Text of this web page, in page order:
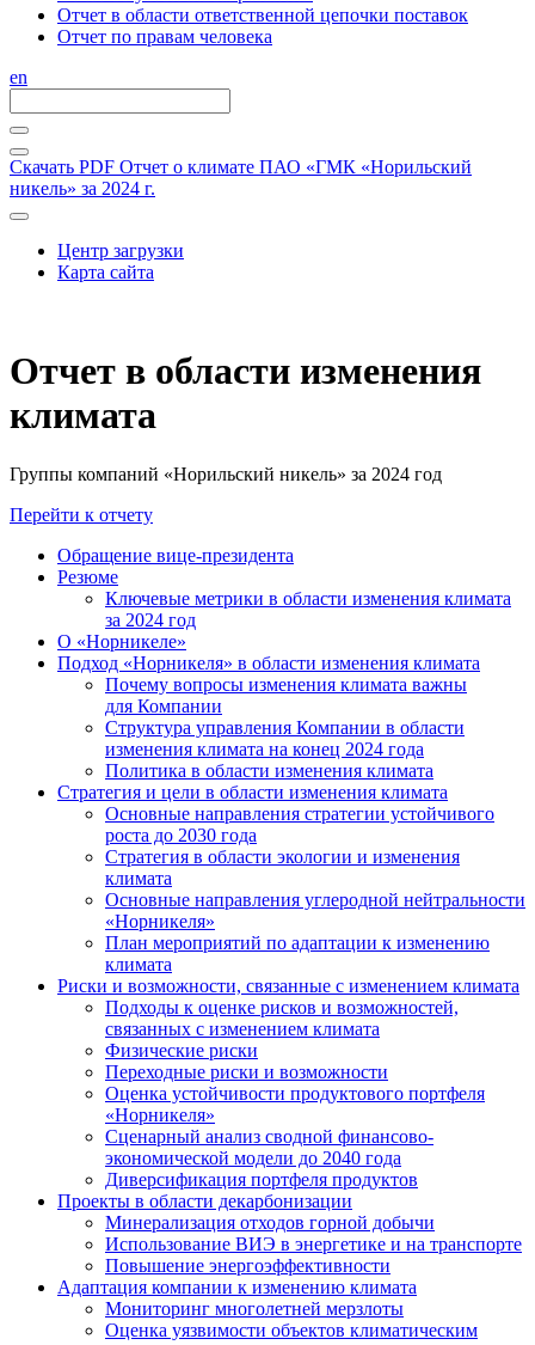
Отчет в области ответственной цепочки поставок
Отчет по правам человека
en
Скачать PDF Отчет о климате ПАО «ГМК «Норильский
никель» за 2024 г.
Центр загрузки
Карта сайта
Отчет в области изменения
климата
Группы компаний «Норильский никель» за 2024 год
Перейти к отчету
Обращение вице-президента
Резюме
Ключевые метрики в области изменения климата
за 2024 год
О «Норникеле»
Подход «Норникеля» в области изменения климата
Почему вопросы изменения климата важны
для Компании
Структура управления Компании в области
изменения климата на конец 2024 года
Политика в области изменения климата
Стратегия и цели в области изменения климата
Основные направления стратегии устойчивого
роста до 2030 года
Стратегия в области экологии и изменения
климата
Основные направления углеродной нейтральности
«Норникеля»
План мероприятий по адаптации к изменению
климата
Риски и возможности, связанные с изменением климата
Подходы к оценке рисков и возможностей,
связанных с изменением климата
Физические риски
Переходные риски и возможности
Оценка устойчивости продуктового портфеля
«Норникеля»
Сценарный анализ сводной финансово-
экономической модели до 2040 года
Диверсификация портфеля продуктов
Проекты в области декарбонизации
Минерализация отходов горной добычи
Использование ВИЭ в энергетике и на транспорте
Повышение энергоэффективности
Адаптация компании к изменению климата
Мониторинг многолетней мерзлоты
Оценка уязвимости объектов климатическим